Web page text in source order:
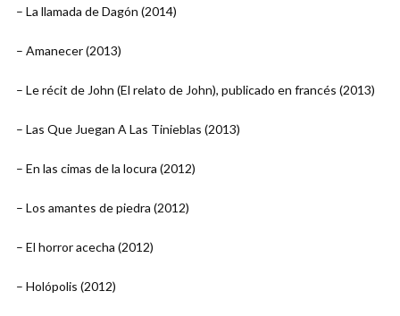
– La llamada de Dagón (2014)
– Amanecer (2013)
– Le récit de John (El relato de John), publicado en francés (2013)
– Las Que Juegan A Las Tinieblas (2013)
– En las cimas de la locura (2012)
– Los amantes de piedra (2012)
– El horror acecha (2012)
– Holópolis (2012)